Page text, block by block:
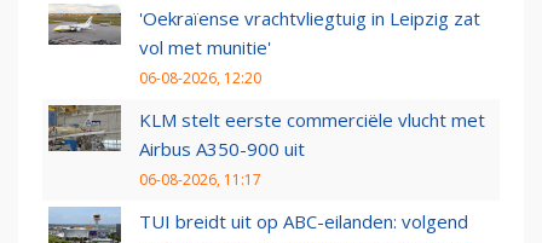
'Oekraïense vrachtvliegtuig in Leipzig zat
vol met munitie'
06-08-2026, 12:20
KLM stelt eerste commerciële vlucht met
Airbus A350-900 uit
06-08-2026, 11:17
TUI breidt uit op ABC-eilanden: volgend